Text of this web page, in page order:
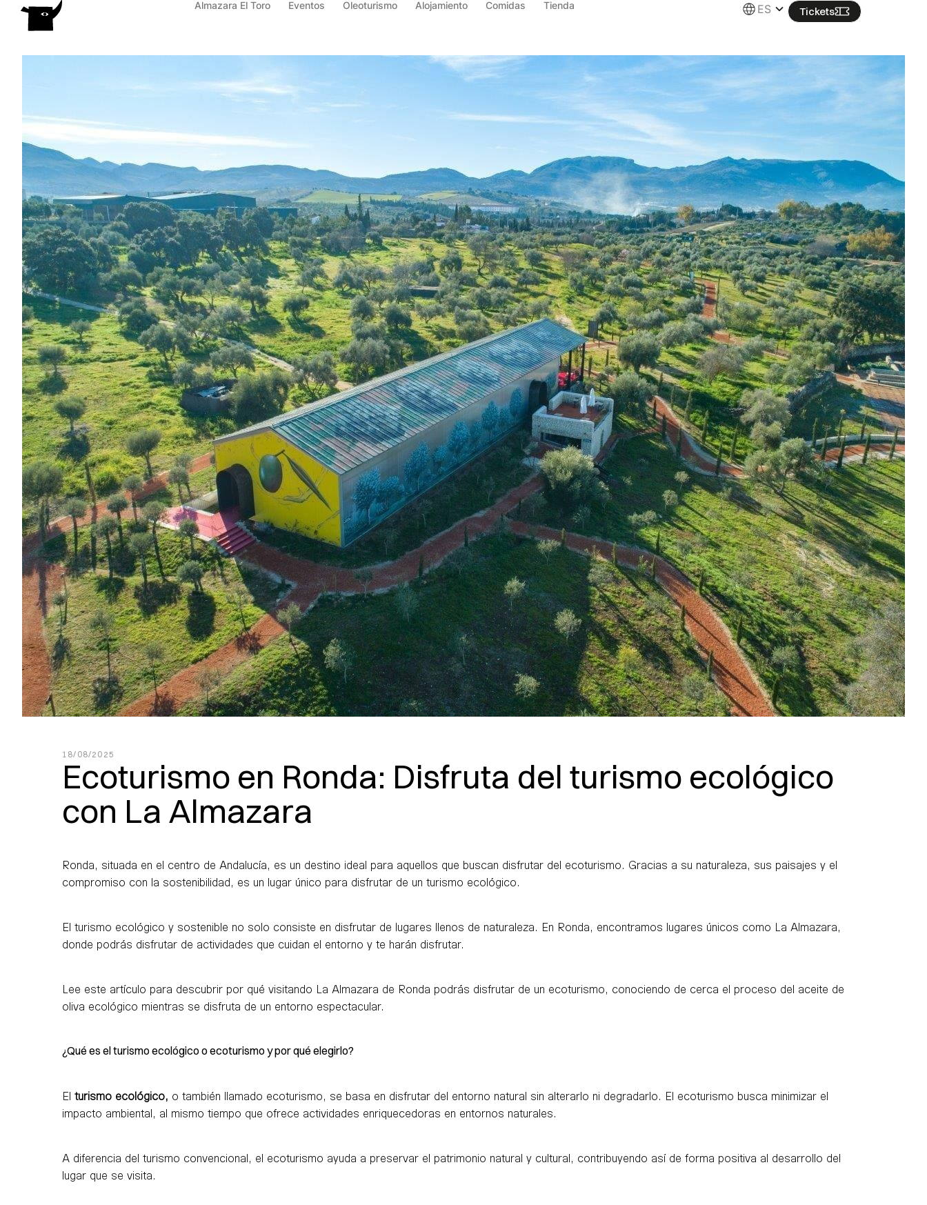
Almazara El Toro Eventos Oleoturismo Alojamiento Comidas Tienda ES Tickets
18/08/2025
Ecoturismo en Ronda: Disfruta del turismo ecológico
con La Almazara
Ronda, situada en el centro de Andalucía, es un destino ideal para aquellos que buscan disfrutar del ecoturismo. Gracias a su naturaleza, sus paisajes y el
compromiso con la sostenibilidad, es un lugar único para disfrutar de un turismo ecológico.
El turismo ecológico y sostenible no solo consiste en disfrutar de lugares llenos de naturaleza. En Ronda, encontramos lugares únicos como La Almazara,
donde podrás disfrutar de actividades que cuidan el entorno y te harán disfrutar.
Lee este artículo para descubrir por qué visitando La Almazara de Ronda podrás disfrutar de un ecoturismo, conociendo de cerca el proceso del aceite de
oliva ecológico mientras se disfruta de un entorno espectacular.
¿Qué es el turismo ecológico o ecoturismo y por qué elegirlo?
El turismo ecológico, o también llamado ecoturismo, se basa en disfrutar del entorno natural sin alterarlo ni degradarlo. El ecoturismo busca minimizar el
impacto ambiental, al mismo tiempo que ofrece actividades enriquecedoras en entornos naturales.
A diferencia del turismo convencional, el ecoturismo ayuda a preservar el patrimonio natural y cultural, contribuyendo así de forma positiva al desarrollo del
lugar que se visita.